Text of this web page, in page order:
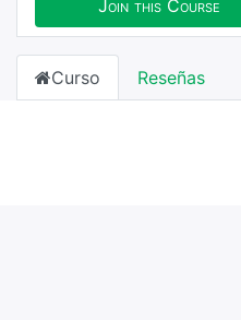
Join this Course
Curso Reseñas